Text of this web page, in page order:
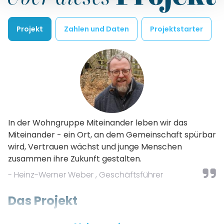
Projekt Zahlen und Daten Projektstarter
In der Wohngruppe Miteinander leben wir das
Miteinander - ein Ort, an dem Gemeinschaft spürbar
wird, Vertrauen wächst und junge Menschen
zusammen ihre Zukunft gestalten.
- Heinz-Werner Weber , Geschäftsführer
Das Projekt